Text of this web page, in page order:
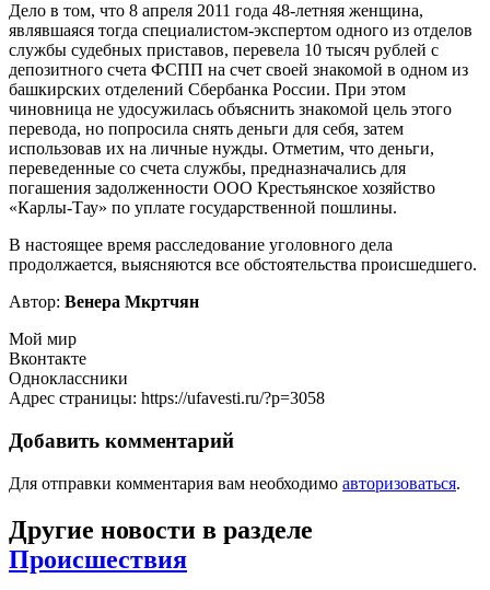
Дело в том, что 8 апреля 2011 года 48-летняя женщина,
являвшаяся тогда специалистом-экспертом одного из отделов
службы судебных приставов, перевела 10 тысяч рублей с
депозитного счета ФСПП на счет своей знакомой в одном из
башкирских отделений Сбербанка России. При этом
чиновница не удосужилась объяснить знакомой цель этого
перевода, но попросила снять деньги для себя, затем
использовав их на личные нужды. Отметим, что деньги,
переведенные со счета службы, предназначались для
погашения задолженности ООО Крестьянское хозяйство
«Карлы-Тау» по уплате государственной пошлины.
В настоящее время расследование уголовного дела
продолжается, выясняются все обстоятельства происшедшего.
Автор: Венера Мкртчян
Мой мир
Вконтакте
Одноклассники
Адрес страницы: https://ufavesti.ru/?p=3058
Добавить комментарий
Для отправки комментария вам необходимо авторизоваться.
Другие новости в разделе
Происшествия